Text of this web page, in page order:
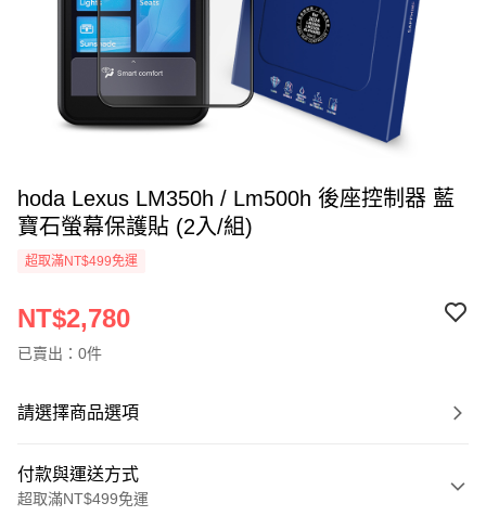
hoda Lexus LM350h / Lm500h 後座控制器 藍
寶石螢幕保護貼 (2入/組)
超取滿NT$499免運
NT$2,780
已賣出：0件
請選擇商品選項
付款與運送方式
超取滿NT$499免運